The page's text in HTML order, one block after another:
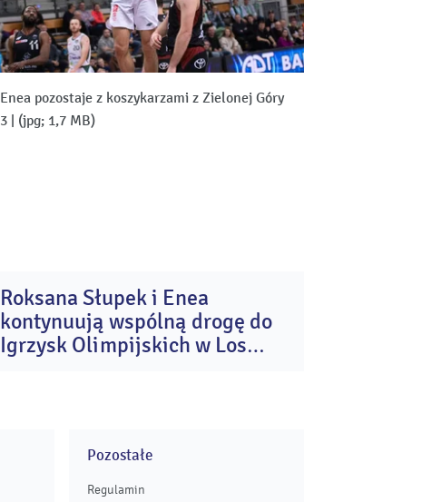
Enea pozostaje z koszykarzami z Zielonej Góry
3 | (jpg; 1,7 MB)
lip
Roksana Słupek i Enea
kontynuują wspólną drogę do
Igrzysk Olimpijskich w Los
Pozostałe
Regulamin